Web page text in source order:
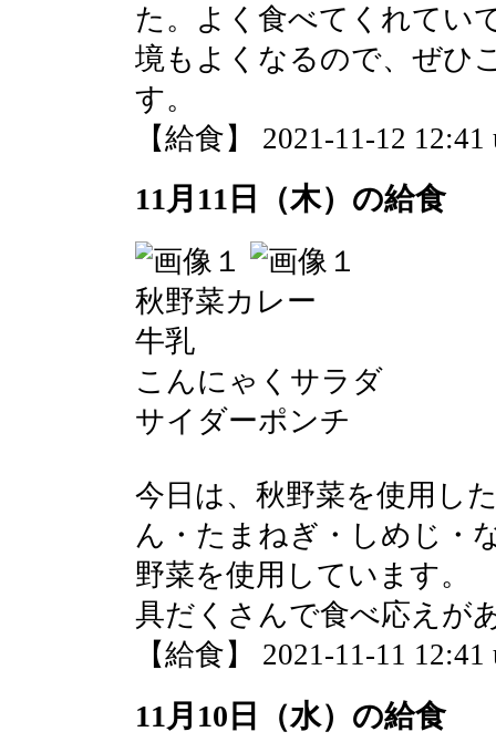
た。よく食べてくれてい
境もよくなるので、ぜひ
す。
【給食】 2021-11-12 12:41
11月11日（木）の給食
秋野菜カレー
牛乳
こんにゃくサラダ
サイダーポンチ
今日は、秋野菜を使用し
ん・たまねぎ・しめじ・
野菜を使用しています。
具だくさんで食べ応えが
【給食】 2021-11-11 12:41
11月10日（水）の給食